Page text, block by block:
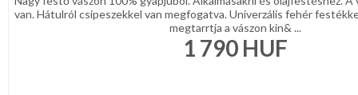
van. Hátulról csipeszekkel van megfogatva. Univerzális fehér
megtarrtja a vászon kin& ...
1 790 HUF